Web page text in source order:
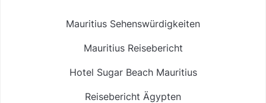
Mauritius Sehenswürdigkeiten
Mauritius Reisebericht
Hotel Sugar Beach Mauritius
Reisebericht Ägypten